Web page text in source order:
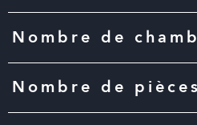
Nombre de
Nombre de pièces